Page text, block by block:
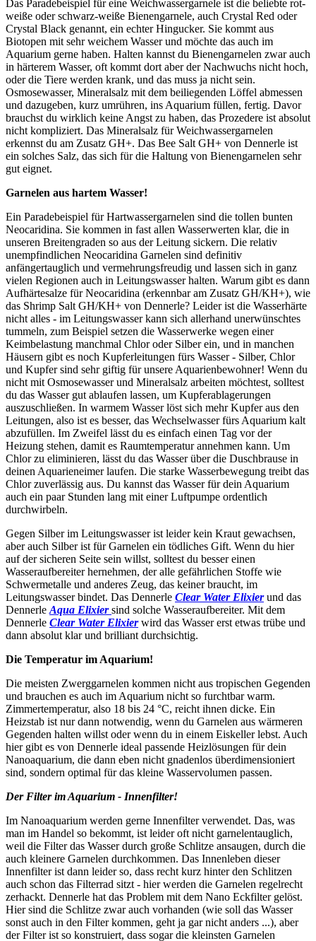
Das Paradebeispiel für eine Weichwassergarnele ist die beliebte rot-
weiße oder schwarz-weiße Bienengarnele, auch Crystal Red oder
Crystal Black genannt, ein echter Hingucker. Sie kommt aus
Biotopen mit sehr weichem Wasser und möchte das auch im
Aquarium gerne haben. Halten kannst du Bienengarnelen zwar auch
in härterem Wasser, oft kommt dort aber der Nachwuchs nicht hoch,
oder die Tiere werden krank, und das muss ja nicht sein.
Osmosewasser, Mineralsalz mit dem beiliegenden Löffel abmessen
und dazugeben, kurz umrühren, ins Aquarium füllen, fertig. Davor
brauchst du wirklich keine Angst zu haben, das Prozedere ist absolut
nicht kompliziert. Das Mineralsalz für Weichwassergarnelen
erkennst du am Zusatz GH+. Das Bee Salt GH+ von Dennerle ist
ein solches Salz, das sich für die Haltung von Bienengarnelen sehr
gut eignet.
Garnelen aus hartem Wasser!
Ein Paradebeispiel für Hartwassergarnelen sind die tollen bunten
Neocaridina. Sie kommen in fast allen Wasserwerten klar, die in
unseren Breitengraden so aus der Leitung sickern. Die relativ
unempfindlichen Neocaridina Garnelen sind definitiv
anfängertauglich und vermehrungsfreudig und lassen sich in ganz
vielen Regionen auch in Leitungswasser halten. Warum gibt es dann
Aufhärtesalze für Neocaridina (erkennbar am Zusatz GH/KH+), wie
das Shrimp Salt GH/KH+ von Dennerle? Leider ist die Wasserhärte
nicht alles - im Leitungswasser kann sich allerhand unerwünschtes
tummeln, zum Beispiel setzen die Wasserwerke wegen einer
Keimbelastung manchmal Chlor oder Silber ein, und in manchen
Häusern gibt es noch Kupferleitungen fürs Wasser - Silber, Chlor
und Kupfer sind sehr giftig für unsere Aquarienbewohner! Wenn du
nicht mit Osmosewasser und Mineralsalz arbeiten möchtest, solltest
du das Wasser gut ablaufen lassen, um Kupferablagerungen
auszuschließen. In warmem Wasser löst sich mehr Kupfer aus den
Leitungen, also ist es besser, das Wechselwasser fürs Aquarium kalt
abzufüllen. Im Zweifel lässt du es einfach einen Tag vor der
Heizung stehen, damit es Raumtemperatur annehmen kann. Um
Chlor zu eliminieren, lässt du das Wasser über die Duschbrause in
deinen Aquarieneimer laufen. Die starke Wasserbewegung treibt das
Chlor zuverlässig aus. Du kannst das Wasser für dein Aquarium
auch ein paar Stunden lang mit einer Luftpumpe ordentlich
durchwirbeln.
Gegen Silber im Leitungswasser ist leider kein Kraut gewachsen,
aber auch Silber ist für Garnelen ein tödliches Gift. Wenn du hier
auf der sicheren Seite sein willst, solltest du besser einen
Wasseraufbereiter hernehmen, der alle gefährlichen Stoffe wie
Schwermetalle und anderes Zeug, das keiner braucht, im
Leitungswasser bindet. Das Dennerle Clear Water Elixierund das
Dennerle Aqua Elixiersind solche Wasseraufbereiter. Mit dem
Dennerle Clear Water Elixier wird das Wasser erst etwas trübe und
dann absolut klar und brilliant durchsichtig.
Die Temperatur im Aquarium!
Die meisten Zwerggarnelen kommen nicht aus tropischen Gegenden
und brauchen es auch im Aquarium nicht so furchtbar warm.
Zimmertemperatur, also 18 bis 24 °C, reicht ihnen dicke. Ein
Heizstab ist nur dann notwendig, wenn du Garnelen aus wärmeren
Gegenden halten willst oder wenn du in einem Eiskeller lebst. Auch
hier gibt es von Dennerle ideal passende Heizlösungen für dein
Nanoaquarium, die dann eben nicht gnadenlos überdimensioniert
sind, sondern optimal für das kleine Wasservolumen passen.
Der Filter im Aquarium - Innenfilter!
Im Nanoaquarium werden gerne Innenfilter verwendet. Das, was
man im Handel so bekommt, ist leider oft nicht garnelentauglich,
weil die Filter das Wasser durch große Schlitze ansaugen, durch die
auch kleinere Garnelen durchkommen. Das Innenleben dieser
Innenfilter ist dann leider so, dass recht kurz hinter den Schlitzen
auch schon das Filterrad sitzt - hier werden die Garnelen regelrecht
zerhackt. Dennerle hat das Problem mit dem Nano Eckfilter gelöst.
Hier sind die Schlitze zwar auch vorhanden (wie soll das Wasser
sonst auch in den Filter kommen, geht ja gar nicht anders ...), aber
der Filter ist so konstruiert, dass sogar die kleinsten Garnelen